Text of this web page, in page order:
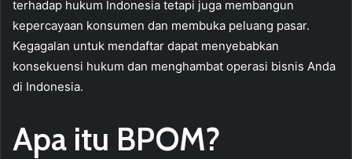
terhadap hukum Indonesia tetapi juga membangun
kepercayaan konsumen dan membuka peluang pasar.
Kegagalan untuk mendaftar dapat menyebabkan
konsekuensi hukum dan menghambat operasi bisnis Anda
di Indonesia.
Apa itu BPOM?